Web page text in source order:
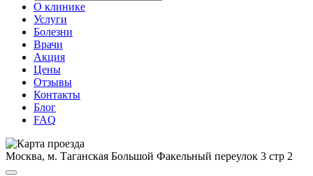
О клинике
Услуги
Болезни
Врачи
Акция
Цены
Отзывы
Контакты
Блог
FAQ
Москва, м. Таганская Большой Факельный переулок 3 стр 2